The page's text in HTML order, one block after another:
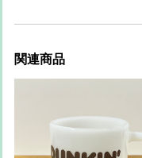
関連商品